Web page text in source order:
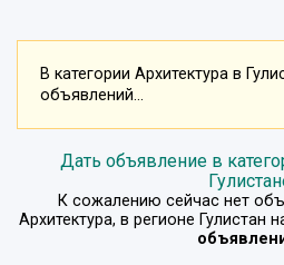
В категории Архитектура в
объявлений...
Дать объявление в
К сожалению сейчас нет
Архитектура, в регионе Гулистан